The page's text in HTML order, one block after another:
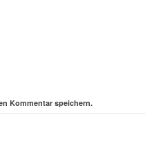
Kommentar speichern.